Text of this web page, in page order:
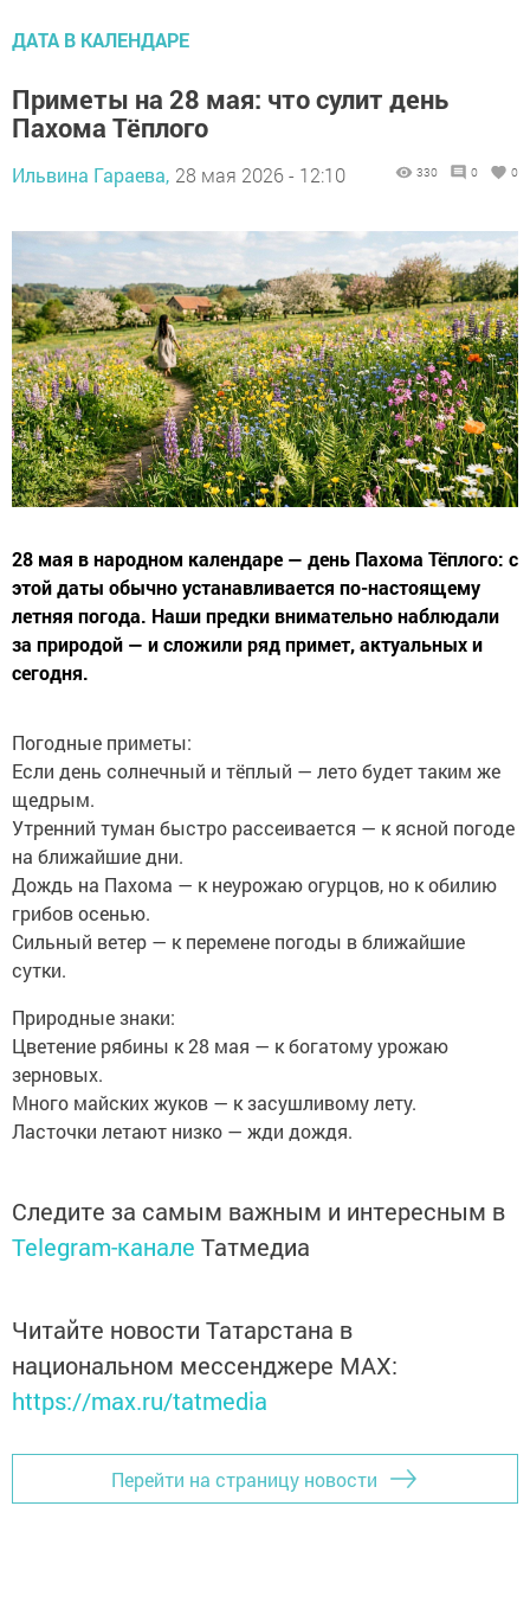
ДАТА В КАЛЕНДАРЕ
Приметы на 28 мая: что сулит день
Пахома Тёплого
Ильвина Гараева, 28 мая 2026 - 12:10 330 0 0
28 мая в народном календаре — день Пахома Тёплого: с
этой даты обычно устанавливается по-настоящему
летняя погода. Наши предки внимательно наблюдали
за природой — и сложили ряд примет, актуальных и
сегодня.
Погодные приметы:
Если день солнечный и тёплый — лето будет таким же
щедрым.
Утренний туман быстро рассеивается — к ясной погоде
на ближайшие дни.
Дождь на Пахома — к неурожаю огурцов, но к обилию
грибов осенью.
Сильный ветер — к перемене погоды в ближайшие
сутки.
Природные знаки:
Цветение рябины к 28 мая — к богатому урожаю
зерновых.
Много майских жуков — к засушливому лету.
Ласточки летают низко — жди дождя.
Следите за самым важным и интересным в
Telegram-канале Татмедиа
Читайте новости Татарстана в
национальном мессенджере MАХ:
https://max.ru/tatmedia
Перейти на страницу новости